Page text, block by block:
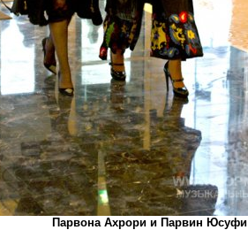
Парвона Ахрори и Парвин Юсуфи